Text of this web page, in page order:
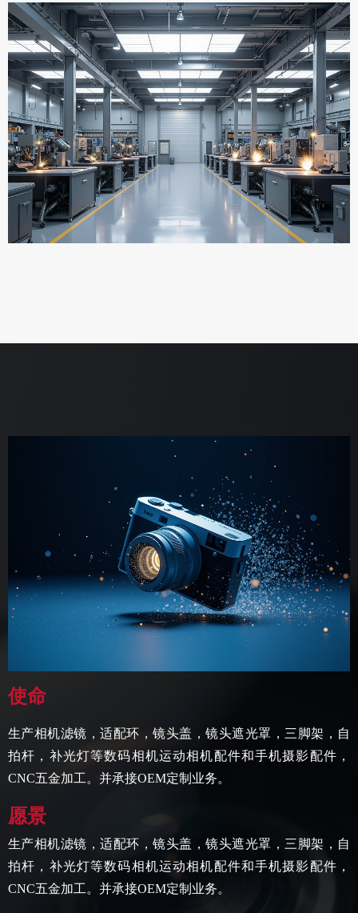
使命
生产相机滤镜，适配环，镜头盖，镜头遮光罩，三脚架，自
拍杆，补光灯等数码相机运动相机配件和手机摄影配件，
CNC五金加工。并承接OEM定制业务。
愿景
生产相机滤镜，适配环，镜头盖，镜头遮光罩，三脚架，自
拍杆，补光灯等数码相机运动相机配件和手机摄影配件，
CNC五金加工。并承接OEM定制业务。